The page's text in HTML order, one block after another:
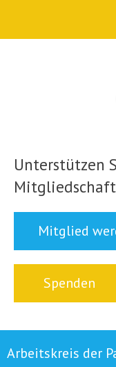
Unterstützen
Mitglied
Spenden
Arbeitskreis der